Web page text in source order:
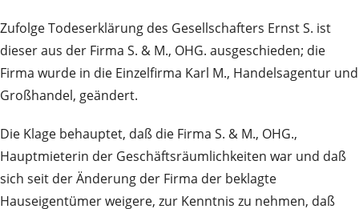
Zufolge Todeserklärung des Gesellschafters Ernst S. ist
dieser aus der Firma S. & M., OHG. ausgeschieden; die
Firma wurde in die Einzelfirma Karl M., Handelsagentur und
Großhandel, geändert.
Die Klage behauptet, daß die Firma S. & M., OHG.,
Hauptmieterin der Geschäftsräumlichkeiten war und daß
sich seit der Änderung der Firma der beklagte
Hauseigentümer weigere, zur Kenntnis zu nehmen, daß